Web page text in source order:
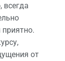
всегда
от